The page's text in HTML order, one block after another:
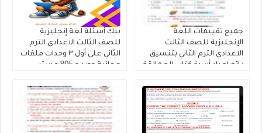
جميع تقييمات اللغة
الإنجليزية للصف الثالث
الاعدادي الترم الثاني بتنسيق
رائع إعداد أسرة كتاب العمالقة
بنك أسئلة لغة إنجليزية
للصف الثالث الاعدادي الترم
الثاني على أول ٣ وحدات ملفات
مجانية وورد و PDF مستر